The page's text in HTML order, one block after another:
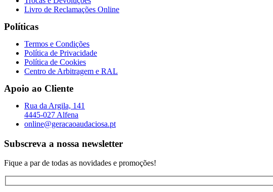
Livro de Reclamações Online
Políticas
Termos e Condições
Política de Privacidade
Política de Cookies
Centro de Arbitragem e RAL
Apoio ao Cliente
Rua da Argila, 141
4445-027 Alfena
online@geracaoaudaciosa.pt
Subscreva a nossa newsletter
Fique a par de todas as novidades e promoções!